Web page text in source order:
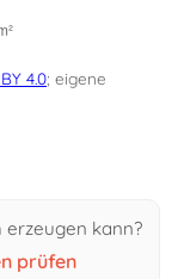
4.0; eigene
kann?
prüfen